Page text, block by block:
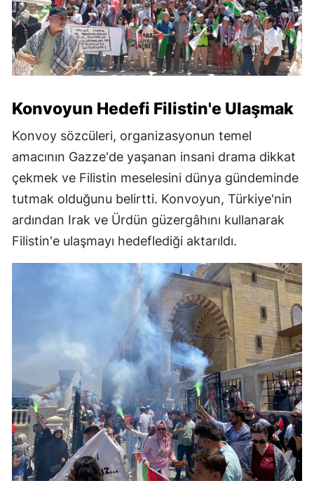
Konvoyun Hedefi Filistin'e Ulaşmak
Konvoy sözcüleri, organizasyonun temel
amacının Gazze'de yaşanan insani drama dikkat
çekmek ve Filistin meselesini dünya gündeminde
tutmak olduğunu belirtti. Konvoyun, Türkiye'nin
ardından Irak ve Ürdün güzergâhını kullanarak
Filistin'e ulaşmayı hedeflediği aktarıldı.